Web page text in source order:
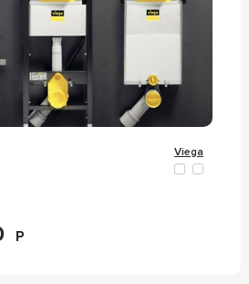
Viega
Р